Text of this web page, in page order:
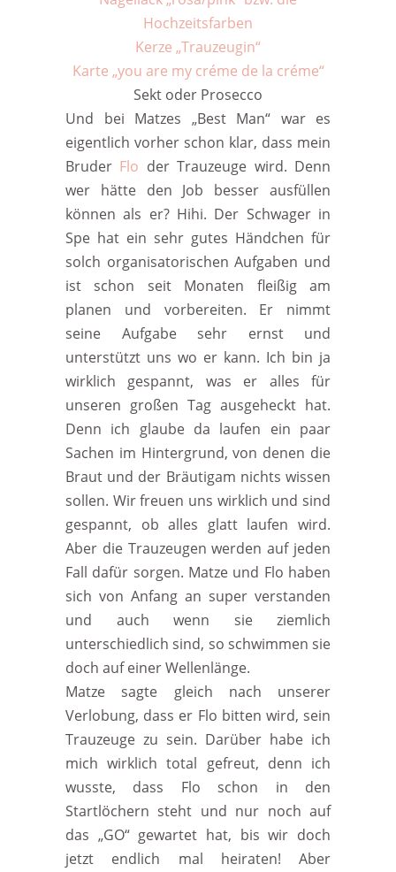
Hochzeitsfarben
Kerze „Trauzeugin“
Karte „you are my créme de la créme“
Sekt oder Prosecco
Und bei Matzes „Best Man“ war es
eigentlich vorher schon klar, dass mein
Bruder Flo der Trauzeuge wird. Denn
wer hätte den Job besser ausfüllen
können als er? Hihi. Der Schwager in
Spe hat ein sehr gutes Händchen für
solch organisatorischen Aufgaben und
ist schon seit Monaten fleißig am
planen und vorbereiten. Er nimmt
seine Aufgabe sehr ernst und
unterstützt uns wo er kann. Ich bin ja
wirklich gespannt, was er alles für
unseren großen Tag ausgeheckt hat.
Denn ich glaube da laufen ein paar
Sachen im Hintergrund, von denen die
Braut und der Bräutigam nichts wissen
sollen. Wir freuen uns wirklich und sind
gespannt, ob alles glatt laufen wird.
Aber die Trauzeugen werden auf jeden
Fall dafür sorgen. Matze und Flo haben
sich von Anfang an super verstanden
und auch wenn sie ziemlich
unterschiedlich sind, so schwimmen sie
doch auf einer Wellenlänge.
Matze sagte gleich nach unserer
Verlobung, dass er Flo bitten wird, sein
Trauzeuge zu sein. Darüber habe ich
mich wirklich total gefreut, denn ich
wusste, dass Flo schon in den
Startlöchern steht und nur noch auf
das „GO“ gewartet hat, bis wir doch
jetzt endlich mal heiraten! Aber